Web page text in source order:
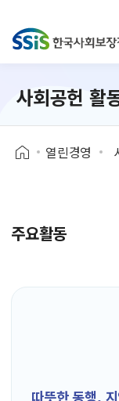
사회공헌 활
열린경영
주요활동
따뜻한 동행,